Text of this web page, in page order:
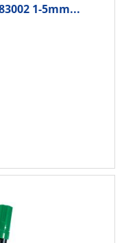
1-5mm...